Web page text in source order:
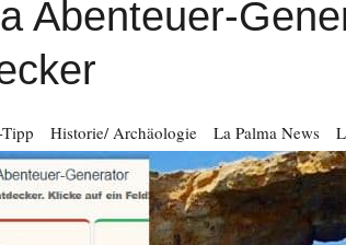
Abenteuer-
Historie/ Archäologie La Palma News